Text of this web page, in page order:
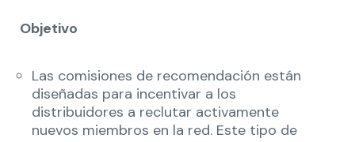
Objetivo
Las comisiones de recomendación están
diseñadas para incentivar a los
distribuidores a reclutar activamente
nuevos miembros en la red. Este tipo de